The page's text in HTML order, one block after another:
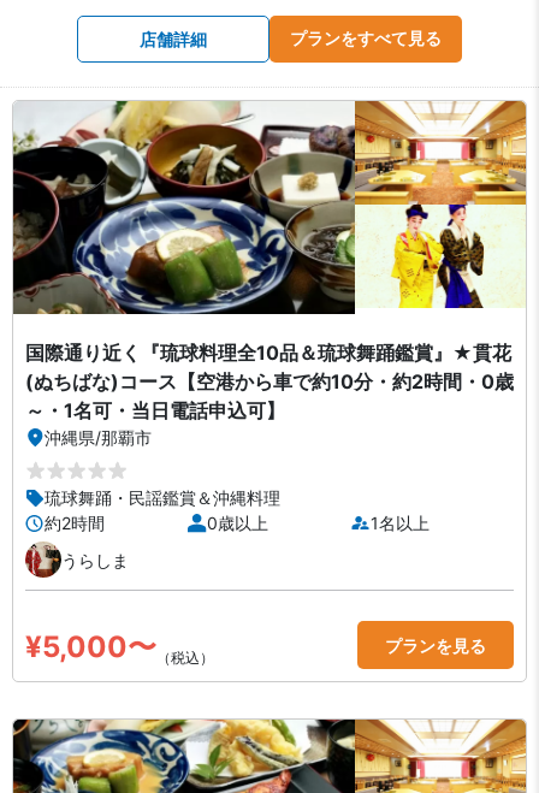
店舗詳細 プランをすべて見る
国際通り近く『琉球料理全10品＆琉球舞踊鑑賞』★貫花
(ぬちばな)コース【空港から車で約10分・約2時間・0歳
～・1名可・当日電話申込可】
沖縄県/那覇市
琉球舞踊・民謡鑑賞＆沖縄料理
約2時間
0歳以上
1名以上
うらしま
¥5,000〜 （税込）
プランを見る